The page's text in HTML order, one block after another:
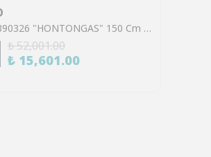
Eglo 390326 "HONTONGAS" 150 Cm Yüksekliğinde Ahşap, Çelik Köşe Lambası Lambader
₺ 52,001.00
₺ 15,601.00